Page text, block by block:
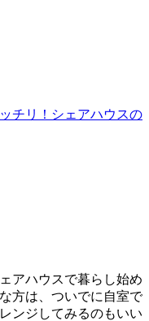
チリ！シェアハウスの
アハウスで暮らし始め
方は、ついでに自室で
ンジしてみるのもいい